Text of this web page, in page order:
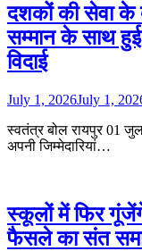
दशकों की सेवा के
सम्मान के साथ हुई
विदाई
July 1, 2026July 1,
स्वतंत्र बोल रायपुर 01
अपनी जिम्मेदारियां…
स्कूलों में फिर
फैसले का संत